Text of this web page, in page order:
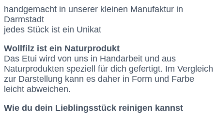
handgemacht in unserer kleinen Manufaktur in
Darmstadt
jedes Stück ist ein Unikat
Wollfilz ist ein Naturprodukt
Das Etui wird von uns in Handarbeit und aus
Naturprodukten speziell für dich gefertigt. Im Vergleich
zur Darstellung kann es daher in Form und Farbe
leicht abweichen.
Wie du dein Lieblingsstück reinigen kannst